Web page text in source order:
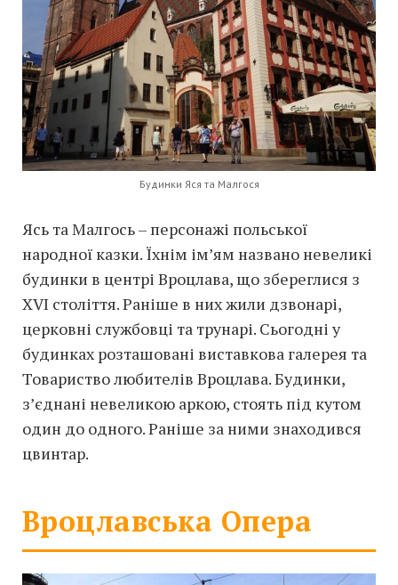
Будинки Яся та Малгося
Ясь та Малгось – персонажі польської
народної казки. Їхнім ім’ям названо невеликі
будинки в центрі Вроцлава, що збереглися з
XVI століття. Раніше в них жили дзвонарі,
церковні службовці та трунарі. Сьогодні у
будинках розташовані виставкова галерея та
Товариство любителів Вроцлава. Будинки,
з’єднані невеликою аркою, стоять під кутом
один до одного. Раніше за ними знаходився
цвинтар.
Вроцлавська Опера